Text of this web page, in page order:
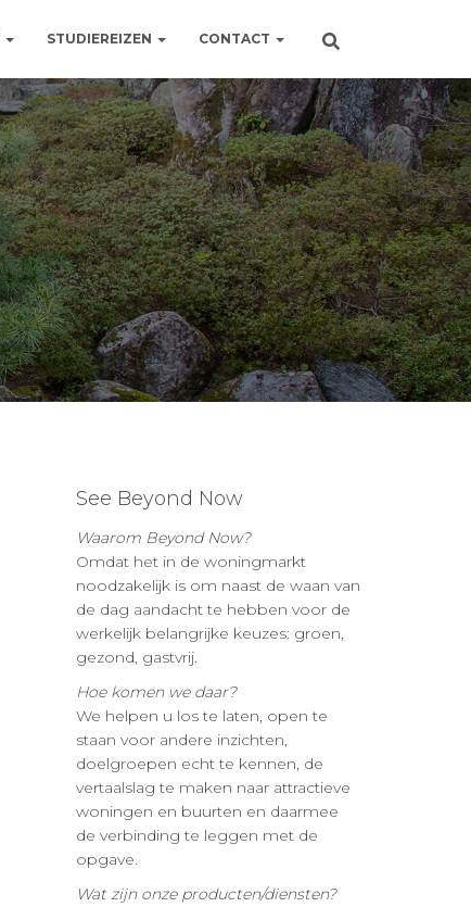
STUDIEREIZEN CONTACT
See Beyond Now
Waarom Beyond Now?
Omdat het in de woningmarkt
noodzakelijk is om naast de waan van
de dag aandacht te hebben voor de
werkelijk belangrijke keuzes: groen,
gezond, gastvrij.
Hoe komen we daar?
We helpen u los te laten, open te
staan voor andere inzichten,
doelgroepen echt te kennen, de
vertaalslag te maken naar attractieve
woningen en buurten en daarmee
de verbinding te leggen met de
opgave.
Wat zijn onze producten/diensten?